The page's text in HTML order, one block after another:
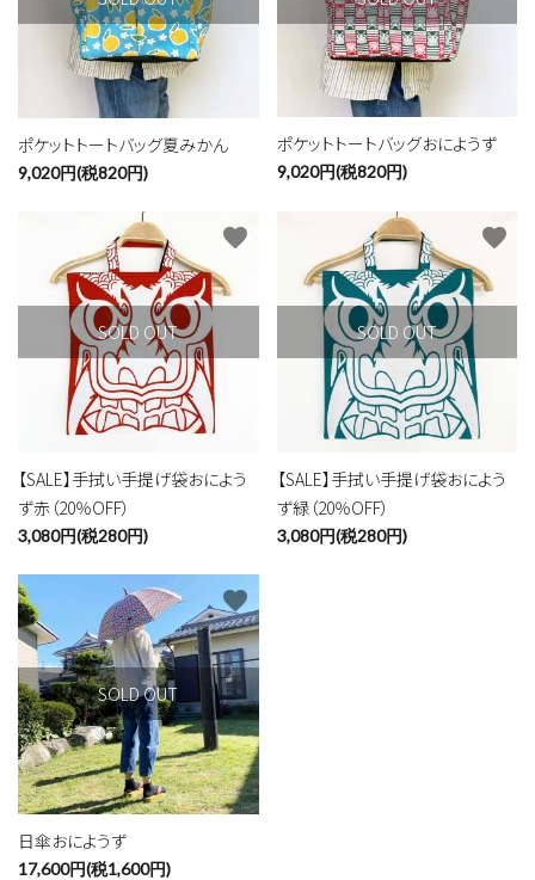
ポケットトートバッグ夏みかん
9,020円(税820円)
ポケットトートバッグおにようず
9,020円(税820円)
SOLD OUT
【SALE】手拭い手提げ袋おによう
ず赤（20％OFF）
3,080円(税280円)
favorite
SOLD OUT
【SALE】手拭い手提げ袋おによう
ず緑（20％OFF）
3,080円(税280円)
favorite
SOLD OUT
日傘おにようず
17,600円(税1,600円)
favorite